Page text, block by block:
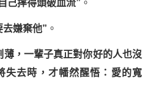
己摔得頭破血流” 。
嫌棄他” 。
，一輩子真正對你好的人也沒
失去時，才幡然醒悟：愛的寬